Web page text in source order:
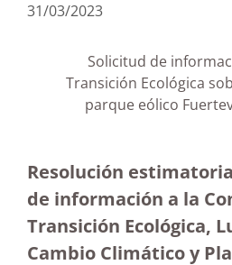
31/03/2023
Solicitud de
Transición Ecológica
parque eólico
Resolución
de información a la
Transición Ecológica,
Cambio Climático y